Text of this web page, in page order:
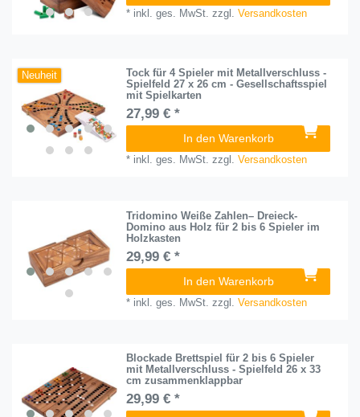
* inkl. ges. MwSt. zzgl.Versandkosten
Neuheit
Tock für 4 Spieler mit Metallverschluss -
Spielfeld 27 x 26 cm - Gesellschaftsspiel
mit Spielkarten
27,99 € *
In den Warenkorb
* inkl. ges. MwSt. zzgl.Versandkosten
Tridomino Weiße Zahlen– Dreieck-
Domino aus Holz für 2 bis 6 Spieler im
Holzkasten
29,99 € *
In den Warenkorb
* inkl. ges. MwSt. zzgl.Versandkosten
Blockade Brettspiel für 2 bis 6 Spieler
mit Metallverschluss - Spielfeld 26 x 33
cm zusammenklappbar
29,99 € *